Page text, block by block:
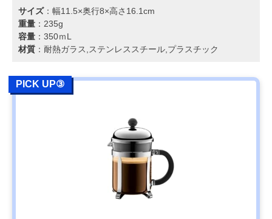
サイズ：幅11.5×奥行8×高さ16.1cm
重量 ：235g
容量 ：350ｍL
材質 ：耐熱ガラス,ステンレススチール,プラスチック
PICK UP③